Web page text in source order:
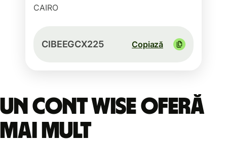
CAIRO
CIBEEGCX225 Copiază
Un cont Wise oferă
mai mult